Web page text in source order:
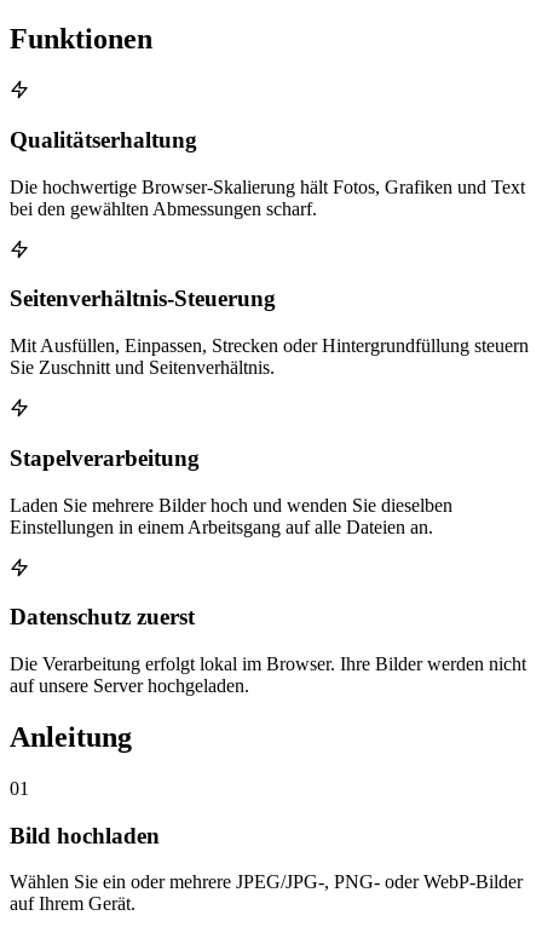
Funktionen
Qualitätserhaltung
Die hochwertige Browser-Skalierung hält Fotos, Grafiken und Text
bei den gewählten Abmessungen scharf.
Seitenverhältnis-Steuerung
Mit Ausfüllen, Einpassen, Strecken oder Hintergrundfüllung steuern
Sie Zuschnitt und Seitenverhältnis.
Stapelverarbeitung
Laden Sie mehrere Bilder hoch und wenden Sie dieselben
Einstellungen in einem Arbeitsgang auf alle Dateien an.
Datenschutz zuerst
Die Verarbeitung erfolgt lokal im Browser. Ihre Bilder werden nicht
auf unsere Server hochgeladen.
Anleitung
01
Bild hochladen
Wählen Sie ein oder mehrere JPEG/JPG-, PNG- oder WebP-Bilder
auf Ihrem Gerät.